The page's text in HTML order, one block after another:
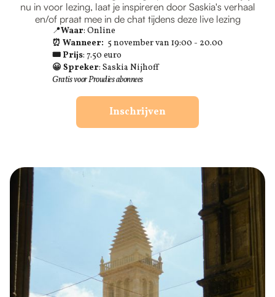
nu in voor lezing, laat je inspireren door Saskia's verhaal
en/of praat mee in de chat tijdens deze live lezing
📍Waar: Online
⏰ Wanneer: 5 november van 19:00 - 20.00
🎟 Prijs: 7.50 euro
😀 Spreker: Saskia Nijhoff
Gratis voor Proudies abonnees
Inschrijven